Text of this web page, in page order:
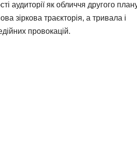
аудиторії як обличчя другого
зіркова траєкторія, а тривала і
провокацій.